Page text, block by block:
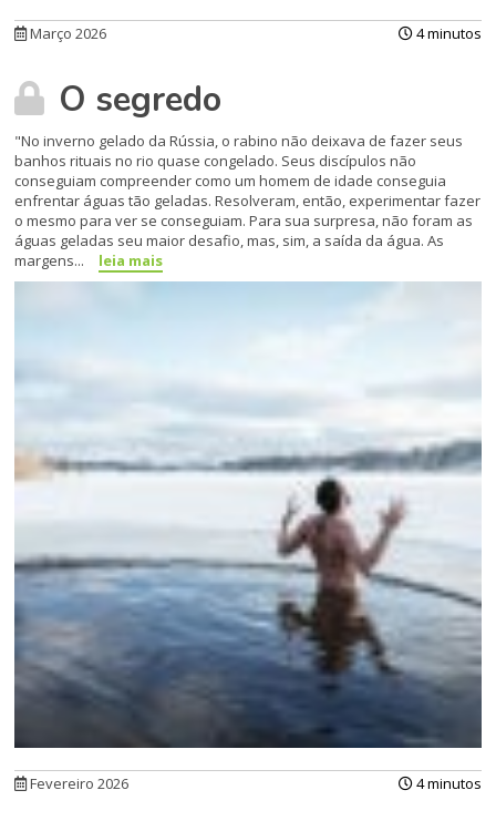
Março 2026 4 minutos
O segredo
"No inverno gelado da Rússia, o rabino não deixava de fazer seus
banhos rituais no rio quase congelado. Seus discípulos não
conseguiam compreender como um homem de idade conseguia
enfrentar águas tão geladas. Resolveram, então, experimentar fazer
o mesmo para ver se conseguiam. Para sua surpresa, não foram as
águas geladas seu maior desafio, mas, sim, a saída da água. As
margens...
leia mais
Fevereiro 2026 4 minutos